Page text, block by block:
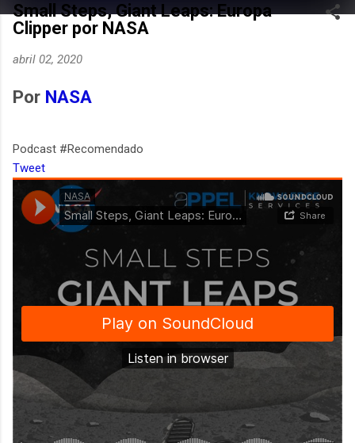
Small Steps, Giant Leaps: Europa
Clipper por NASA
abril 02, 2020
Por NASA
Podcast #Recomendado
Tweet